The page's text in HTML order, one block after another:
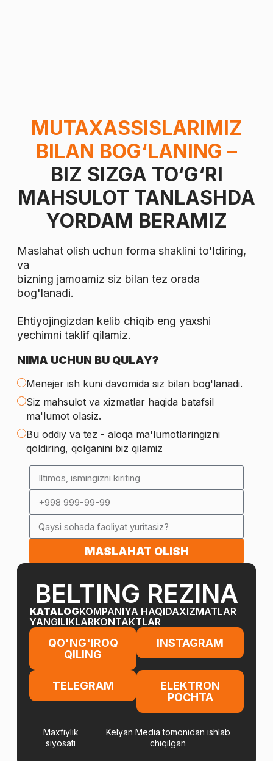
MUTAXASSISLARIMIZ
BILAN BOG‘LANING –
BIZ SIZGA TO‘G‘RI
MAHSULOT TANLASHDA
YORDAM BERAMIZ
MASLAHAT OLISH
Maslahat olish uchun forma shaklini to'ldiring,
va
bizning jamoamiz siz bilan tez orada
bog'lanadi.
Ehtiyojingizdan kelib chiqib eng yaxshi
yechimni taklif qilamiz.
NIMA UCHUN BU QULAY?
Menejer ish kuni davomida siz bilan bog'lanadi.
Siz mahsulot va xizmatlar haqida batafsil
ma'lumot olasiz.
Bu oddiy va tez - aloqa ma'lumotlaringizni
qoldiring, qolganini biz qilamiz
BELTING REZINA
KATALOGKOMPANIYA HAQIDAXIZMATLAR
YANGILIKLARKONTAKTLAR
QO'NG'IROQ
QILING
INSTAGRAM
TELEGRAM
ELEKTRON
POCHTA
Maxfiylik
siyosati
Kelyan Media tomonidan ishlab
chiqilgan